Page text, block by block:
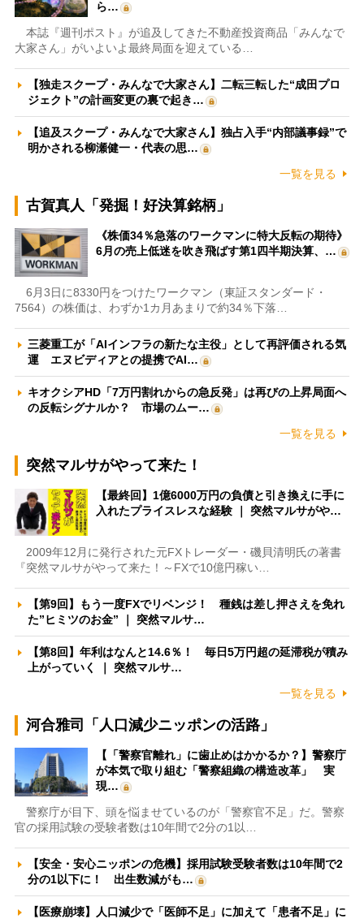
ら…
本誌『週刊ポスト』が追及してきた不動産投資商品「みんなで
大家さん」がいよいよ最終局面を迎えている…
【独走スクープ・みんなで大家さん】二転三転した“成田プロ
ジェクト”の計画変更の裏で起き…
【追及スクープ・みんなで大家さん】独占入手“内部議事録”で
明かされる柳瀬健一・代表の思…
一覧を見る
古賀真人「発掘！好決算銘柄」
《株価34％急落のワークマンに特大反転の期待》
6月の売上低迷を吹き飛ばす第1四半期決算、…
6月3日に8330円をつけたワークマン（東証スタンダード・
7564）の株価は、わずか1カ月あまりで約34％下落…
三菱重工が「AIインフラの新たな主役」として再評価される気
運 エヌビディアとの提携でAI…
キオクシアHD「7万円割れからの急反発」は再びの上昇局面へ
の反転シグナルか？ 市場のムー…
一覧を見る
突然マルサがやって来た！
【最終回】1億6000万円の負債と引き換えに手に
入れたプライスレスな経験 ｜ 突然マルサがや…
2009年12月に発行された元FXトレーダー・磯貝清明氏の著書
『突然マルサがやって来た！～FXで10億円稼い…
【第9回】もう一度FXでリベンジ！ 種銭は差し押さえを免れ
た”ヒミツのお金” ｜ 突然マルサ…
【第8回】年利はなんと14.6％！ 毎日5万円超の延滞税が積み
上がっていく ｜ 突然マルサ…
一覧を見る
河合雅司「人口減少ニッポンの活路」
【「警察官離れ」に歯止めはかかるか？】警察庁
が本気で取り組む「警察組織の構造改革」 実
現…
警察庁が目下、頭を悩ませているのが「警察官不足」だ。警察
官の採用試験の受験者数は10年間で2分の1以…
【安全・安心ニッポンの危機】採用試験受験者数は10年間で2
分の1以下に！ 出生数減がも…
【医療崩壊】人口減少で「医師不足」に加えて「患者不足」に